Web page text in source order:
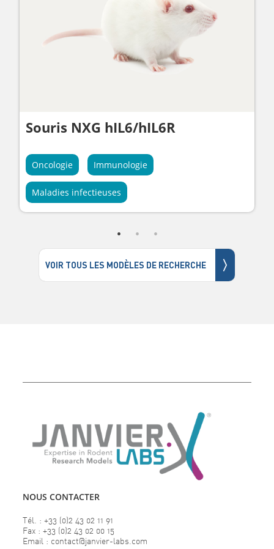
Souris NXG hIL6/hIL6R
Oncologie Immunologie
Maladies infectieuses
VOIR TOUS LES MODÈLES DE RECHERCHE 〉
NOUS CONTACTER
Tél. : +33 (0)2 43 02 11 91
Fax : +33 (0)2 43 02 00 15
Email : contact@janvier-labs.com